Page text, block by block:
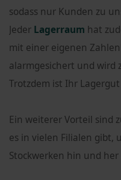
sodass nur Kunden zu
Jeder Lagerraum hat
mit einer eigenen
alarmgesichert und wird
Trotzdem ist Ihr
Ein weiterer Vorteil sind
es in vielen Filialen gibt,
Stockwerken hin und